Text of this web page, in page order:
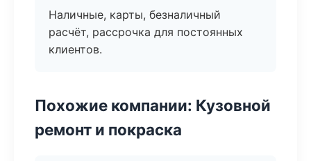
Наличные, карты, безналичный
расчёт, рассрочка для постоянных
клиентов.
Похожие компании: Кузовной
ремонт и покраска